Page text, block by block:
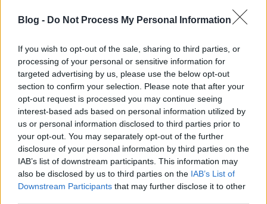
Blog - Do Not Process My Personal Information
If you wish to opt-out of the sale, sharing to third parties, or
processing of your personal or sensitive information for
targeted advertising by us, please use the below opt-out
section to confirm your selection. Please note that after your
opt-out request is processed you may continue seeing
interest-based ads based on personal information utilized by
us or personal information disclosed to third parties prior to
your opt-out. You may separately opt-out of the further
disclosure of your personal information by third parties on the
IAB’s list of downstream participants. This information may
also be disclosed by us to third parties on the IAB’s List of
Downstream Participants that may further disclose it to other
vagy az igazmondó államtitkár?
Fabius•2012. augusztus 14.
Sej, beütött a gebasz a Vidékrontási Minisztériumba.
Habonyárpi szabadságon, a szájkosárszertár kulcsa
a zsebében, Viktor meg mire visszajön a
töltekezésből nem győz majd cellazárlatot kapni ha
meglátja amit a félnótások műveltek. De addig is
rákkenroll béjbi, nehogy…
Ángyán: mit keres Budai Gyula a
mutyiban?